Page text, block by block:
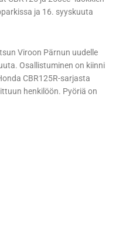
ja 16. syyskuuta
Viroon Pärnun uudelle
Osallistuminen on kiinni
CBR125R-sarjasta
henkilöön. Pyöriä on